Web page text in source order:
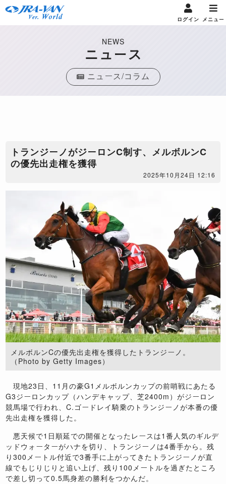
ログイン メニュー
NEWS
ニュース
ニュース/コラム
トランジーノがジーロンC制す、メルボルンC
の優先出走権を獲得
2025年10月24日 12:16
メルボルンCの優先出走権を獲得したトランジーノ。
（Photo by Getty Images）
現地23日、11月の豪G1メルボルンカップの前哨戦にあたる
G3ジーロンカップ（ハンデキャップ、芝2400m）がジーロン
競馬場で行われ、C.ゴードレイ騎乗のトランジーノが本番の優
先出走権を獲得した。
悪天候で1日順延での開催となったレースは1番人気のギルデ
ッドウォーターがハナを切り、トランジーノは4番手から。残
り300メートル付近で3番手に上がってきたトランジーノが直
線でもじりじりと追い上げ、残り100メートルを過ぎたところ
で差し切って0.5馬身差の勝利をつかんだ。